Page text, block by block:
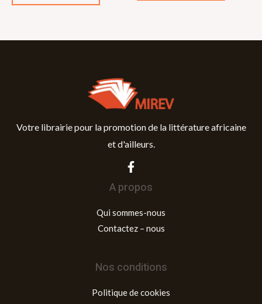
Votre librairie pour la promotion de la littérature africaine
et d'ailleurs.
A propos
Qui sommes-nous
Contactez – nous
Nos conditions
Politique de cookies